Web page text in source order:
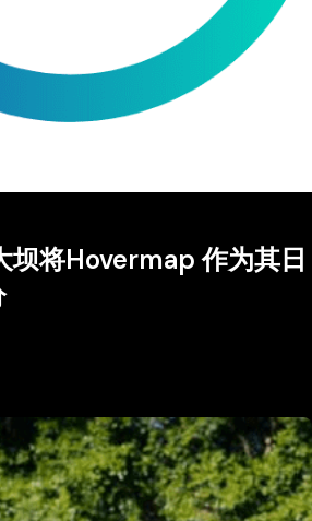
坝将Hovermap 作为其日